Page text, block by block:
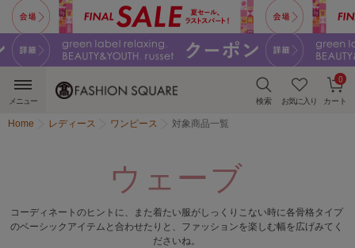
検索 お気に入り カート
0
メニュー
Home レディース ワンピース 対象商品一覧
ウェーブ
コーディネートのヒントに、また着たい服がしっくりこない時に各骨格タイプ
のベーシックアイテムと合わせたりと、 ファッションを楽しむ幅を広げみてく
ださいね。